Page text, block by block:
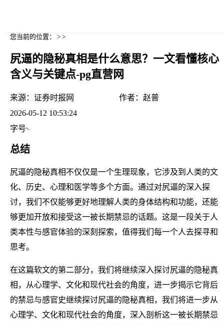
您当前的位置： > >
尻逼的隐秘真相是什么意思？一文看懂核心
含义与关键点-pg直营网
来源： 证券时报网 作者： 赵普
2026-05-12 10:53:24
字号
总结
尻逼的隐秘真相不仅仅是一个生理现象，它涉及到人类的文
化、历史、心理和医学等多个方面。通过对尻逼的深入探
讨，我们不仅能够更好地理解人类的身体结构和功能，还能
够更加开放和接受这一被长期禁忌的话题。这是一段关于人
类本性与感官体验的深刻探索，值得我们每一个人去探寻和
思考。
在这篇软文的第二部分，我们将继续深入探讨尻逼的隐秘真
相，从心理学、文化和现代社会的角度，进一步揭示它背后
的禁忌与感官史继续探讨尻逼的隐秘真相，我们将进一步从
心理学、文化和现代社会的角度，深入剖析这一被长期禁忌